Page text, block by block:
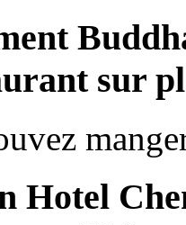
sur
Hotel